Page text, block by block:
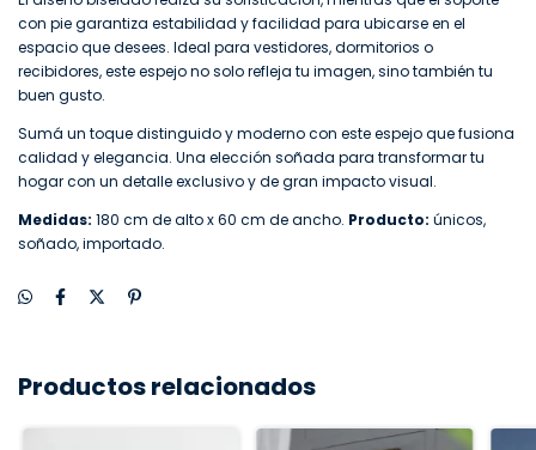
con pie garantiza estabilidad y facilidad para ubicarse en el
espacio que desees. Ideal para vestidores, dormitorios o
recibidores, este espejo no solo refleja tu imagen, sino también tu
buen gusto.
Sumá un toque distinguido y moderno con este espejo que fusiona
calidad y elegancia. Una elección soñada para transformar tu
hogar con un detalle exclusivo y de gran impacto visual.
Medidas: 180 cm de alto x 60 cm de ancho. Producto: únicos,
soñado, importado.
Productos relacionados